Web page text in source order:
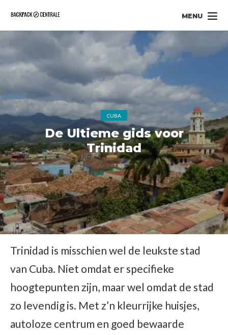
MENU
CUBA
De Ultieme gids voor
Trinidad
Trinidad is misschien wel de leukste stad
van Cuba. Niet omdat er specifieke
hoogtepunten zijn, maar wel omdat de stad
zo levendig is. Met z’n kleurrijke huisjes,
autoloze centrum en goed bewaarde